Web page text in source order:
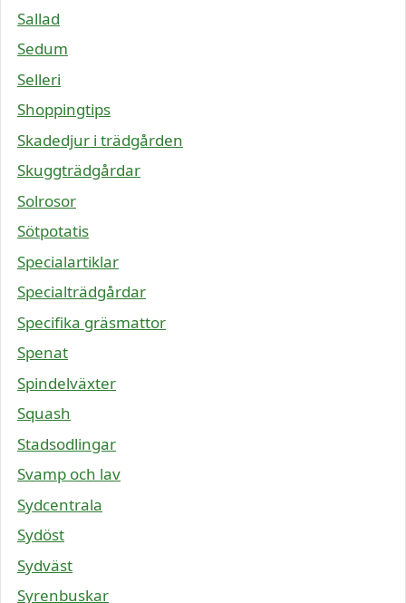
Sallad
Sedum
Selleri
Shoppingtips
Skadedjur i trädgården
Skuggträdgårdar
Solrosor
Sötpotatis
Specialartiklar
Specialträdgårdar
Specifika gräsmattor
Spenat
Spindelväxter
Squash
Stadsodlingar
Svamp och lav
Sydcentrala
Sydöst
Sydväst
Syrenbuskar